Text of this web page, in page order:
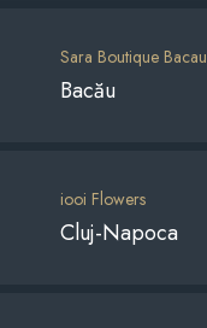
Sara Boutique Bacau
Bacău
iooi Flowers
Cluj-Napoca